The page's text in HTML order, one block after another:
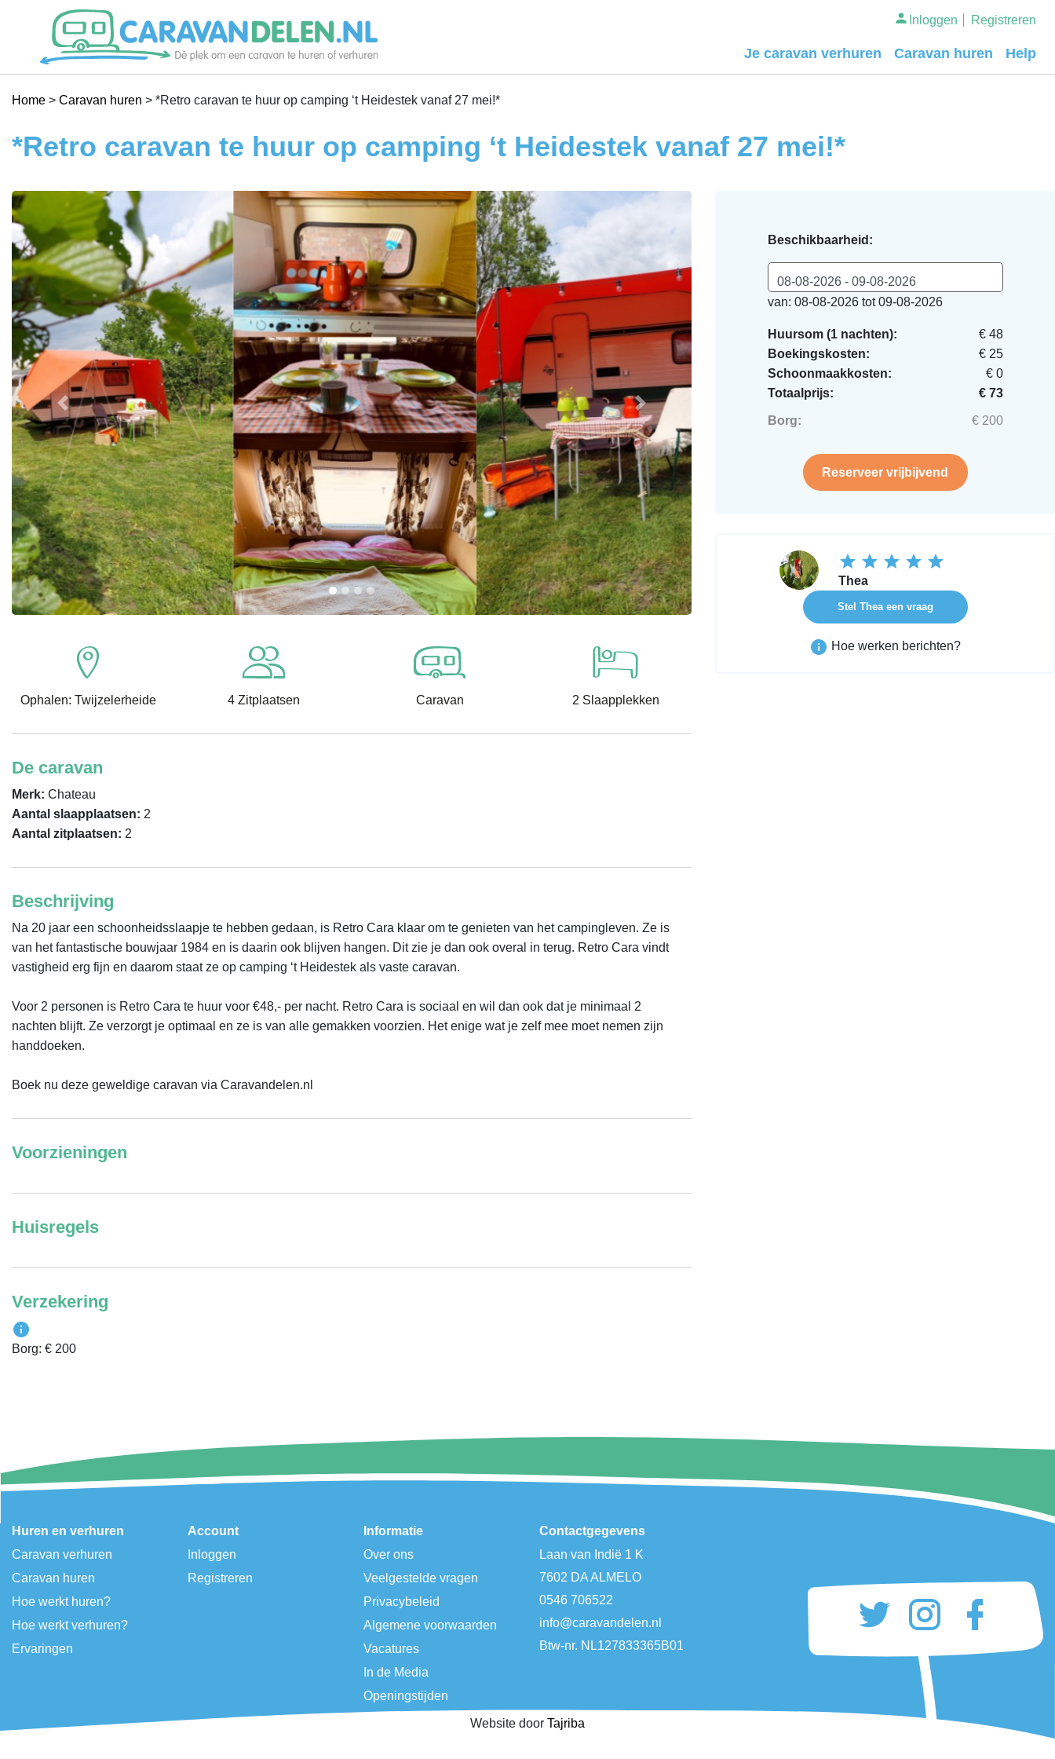
Je caravan verhuren
Caravan huren
Help
Inloggen Registreren
Je caravan verhuren Caravan huren Help
Home > Caravan huren > *Retro caravan te huur op camping ‘t Heidestek vanaf 27 mei!*
*Retro caravan te huur op camping ‘t Heidestek vanaf 27 mei!*
Previous Next
Ophalen: Twijzelerheide 4 Zitplaatsen Caravan 2 Slaapplekken
De caravan
Merk: Chateau
Aantal slaapplaatsen: 2
Aantal zitplaatsen: 2
Beschrijving
Na 20 jaar een schoonheidsslaapje te hebben gedaan, is Retro Cara klaar om te genieten van het campingleven. Ze is
van het fantastische bouwjaar 1984 en is daarin ook blijven hangen. Dit zie je dan ook overal in terug. Retro Cara vindt
vastigheid erg fijn en daarom staat ze op camping ‘t Heidestek als vaste caravan.
Voor 2 personen is Retro Cara te huur voor €48,- per nacht. Retro Cara is sociaal en wil dan ook dat je minimaal 2
nachten blijft. Ze verzorgt je optimaal en ze is van alle gemakken voorzien. Het enige wat je zelf mee moet nemen zijn
handdoeken.
Boek nu deze geweldige caravan via Caravandelen.nl
Voorzieningen
Huisregels
Verzekering
Borg: € 200
Beschikbaarheid:
08-08-2026 - 09-08-2026
van: 08-08-2026 tot 09-08-2026
Huursom (1 nachten):
€ 48
Boekingskosten:
€ 25
Schoonmaakkosten:
€ 0
Totaalprijs:
€ 73
Borg: € 200
Reserveer vrijbijvend
Thea
Stel Thea een vraag
Hoe werken berichten?
Huren en verhuren
Caravan verhuren
Caravan huren
Hoe werkt huren?
Hoe werkt verhuren?
Ervaringen
Account
Inloggen
Registreren
Informatie
Over ons
Veelgestelde vragen
Privacybeleid
Algemene voorwaarden
Vacatures
In de Media
Openingstijden
Contactgegevens
Laan van Indië 1 K
7602 DA ALMELO
0546 706522
info@caravandelen.nl
Btw-nr. NL127833365B01
Website door Tajriba